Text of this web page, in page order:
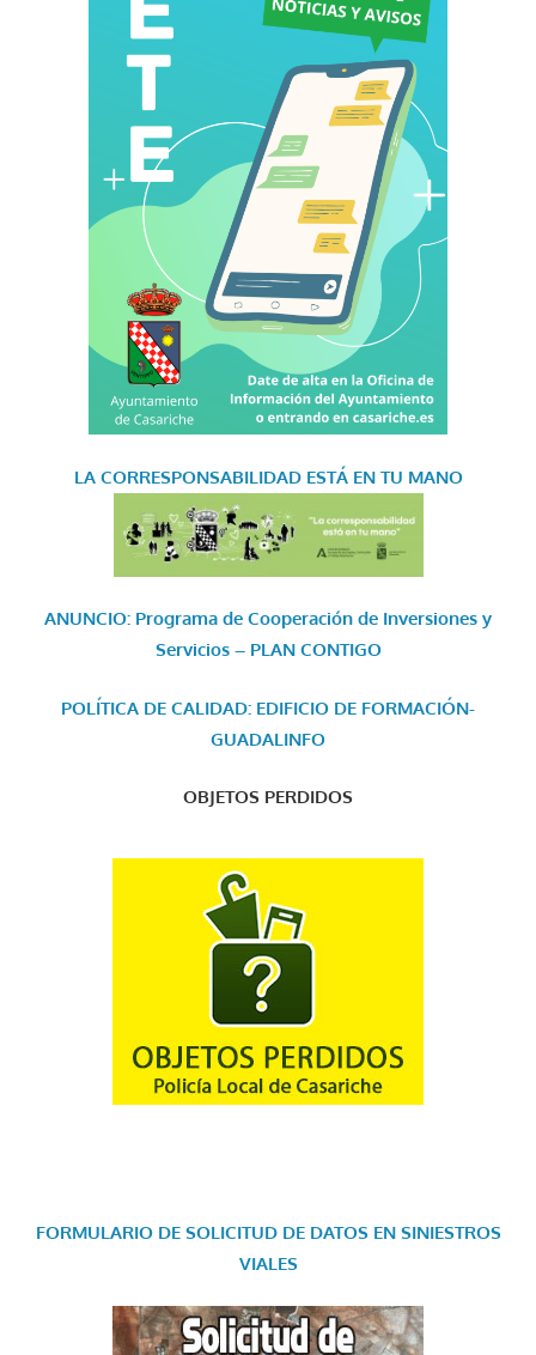
LA CORRESPONSABILIDAD ESTÁ EN TU MANO
ANUNCIO: Programa de Cooperación de Inversiones y
Servicios – PLAN CONTIGO
POLÍTICA DE CALIDAD: EDIFICIO DE FORMACIÓN-
GUADALINFO
OBJETOS PERDIDOS
FORMULARIO DE SOLICITUD DE DATOS EN SINIESTROS
VIALES